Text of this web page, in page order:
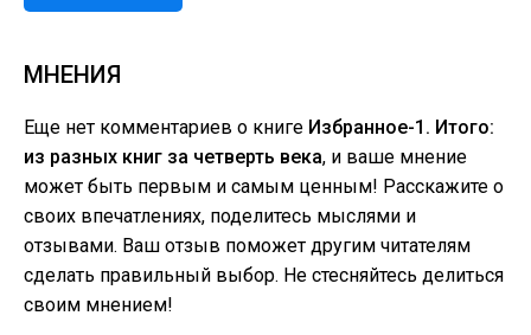
МНЕНИЯ
Еще нет комментариев о книге Избранное-1. Итого:
из разных книг за четверть века, и ваше мнение
может быть первым и самым ценным! Расскажите о
своих впечатлениях, поделитесь мыслями и
отзывами. Ваш отзыв поможет другим читателям
сделать правильный выбор. Не стесняйтесь делиться
своим мнением!